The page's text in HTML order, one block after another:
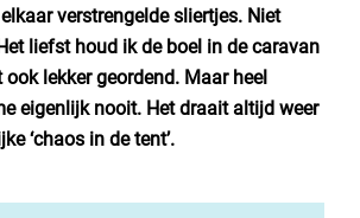
verstrengelde sliertjes. Niet
liefst houd ik de boel in de caravan
lekker geordend. Maar heel
eigenlijk nooit. Het draait altijd weer
‘chaos in de tent’.